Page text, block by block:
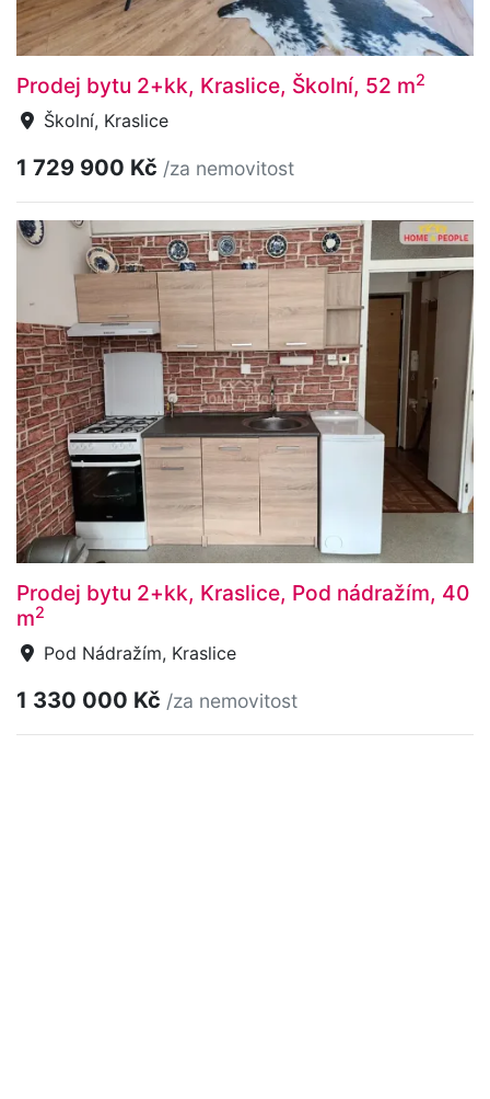
Prodej bytu 2+kk, Kraslice, Školní, 52 m2
Školní, Kraslice
1 729 900 Kč /za nemovitost
Prodej bytu 2+kk, Kraslice, Pod nádražím, 40
m2
Pod Nádražím, Kraslice
1 330 000 Kč /za nemovitost